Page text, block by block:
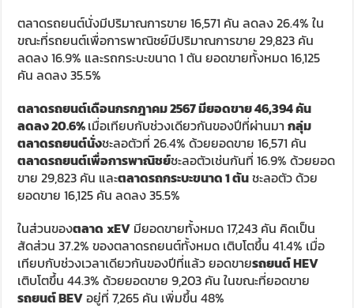
ตลาดรถยนต์นั่งมีปริมาณการขาย 16,571 คัน ลดลง 26.4% ใน
ขณะที่รถยนต์เพื่อการพาณิชย์มีปริมาณการขาย 29,823 คัน
ลดลง 16.9% และรถกระบะขนาด 1 ตัน ยอดขายทั้งหมด 16,125
คัน ลดลง 35.5%
ตลาดรถยนต์เดือนกรกฎาคม2567มียอดขาย46,394คัน
ลดลง20.6%เมื่อเทียบกับช่วงเดียวกันของปีที่ผ่านมากลุ่ม
ตลาดรถยนต์นั่งชะลอตัวที่ 26.4% ด้วยยอดขาย 16,571 คัน
ตลาดรถยนต์เพื่อการพาณิชย์ชะลอตัวเช่นกันที่ 16.9% ด้วยยอด
ขาย 29,823 คัน และตลาดรถกระบะขนาด1ตันชะลอตัว ด้วย
ยอดขาย 16,125 คัน ลดลง 35.5%
ในส่วนของตลาด xEV มียอดขายทั้งหมด 17,243 คัน คิดเป็น
สัดส่วน 37.2% ของตลาดรถยนต์ทั้งหมด เติบโตขึ้น 41.4% เมื่อ
เทียบกับช่วงเวลาเดียวกันของปีที่แล้ว ยอดขายรถยนต์HEV
เติบโตขึ้น 44.3% ด้วยยอดขาย 9,203 คัน ในขณะที่ยอดขาย
รถยนต์BEVอยู่ที่ 7,265 คัน เพิ่มขึ้น 48%